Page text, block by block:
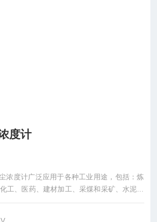
度计
浓度计广泛应用于各种工业用途，包括：炼
工、医药、建材加工、采煤和采矿、水泥制
型用途包括布袋除尘器滤袋破损的探测，对